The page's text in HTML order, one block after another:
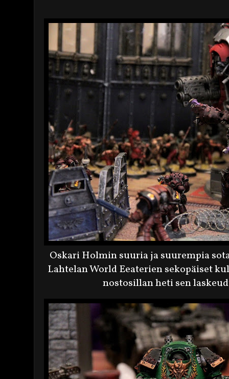
Oskari Holmin suuria ja suurempia
Lahtelan World Eeaterien sekopäiset
nostosillan heti sen